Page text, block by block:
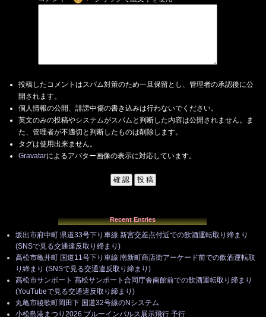
投稿したコメントはスパム対策のため一旦保留とし、管理者の承認後に公
開されます。
個人情報の公開、誹謗中傷の書き込みは行わないでください。
英文のみの投稿やシステムがスパムと判断した内容は公開されません。ま
た、管理者が不適切と判断したものは削除します。
タグは使用出来ません。
Gravatarによるアバター画像の表示に対応しています。
Recent Entries
坂出市府中町 県道33号下り車線 新宮交差点付近での飲酒運転取り締まり
(SNSで見る交通違反取り締まり)
高松市亀井町 国道11号下り車線 南新町商店街アーケード前での飲酒運転取
り締まり (SNSで見る交通違反取り締まり)
高松市サンポート 高松サンポート合同庁舎南館前での飲酒運転取り締まり
(YouTubeで見る交通違反取り締まり)
丸亀市綾歌町岡田下 国道32号線のNシステム
小松島港まつり2026 ブルーインパルス展示飛行 予行